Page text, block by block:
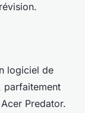
logiciel de
parfaitement
Predator.